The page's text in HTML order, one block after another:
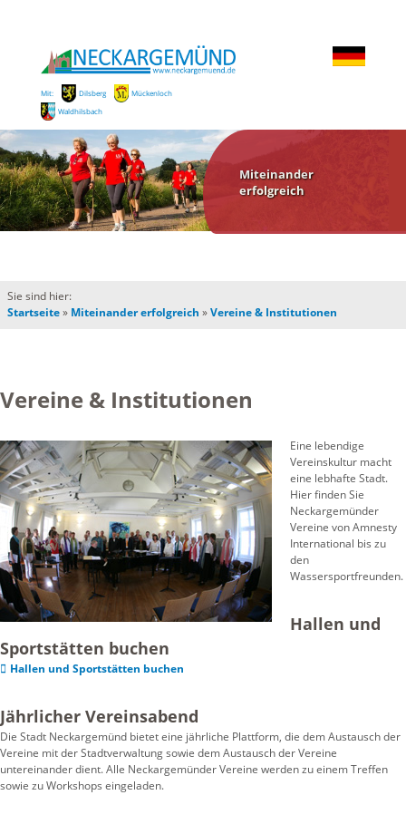
Mit: Dilsberg
Mückenloch
Waldhilsbach
Miteinander
erfolgreich
Sie sind hier:
Startseite» Miteinander erfolgreich »Vereine & Institutionen
Vereine & Institutionen
Eine lebendige
Vereinskultur macht
eine lebhafte Stadt.
Hier finden Sie
Neckargemünder
Vereine von Amnesty
International bis zu
den
Wassersportfreunden.
Hallen und
Sportstätten buchen
Hallen und Sportstätten buchen
Jährlicher Vereinsabend
Die Stadt Neckargemünd bietet eine jährliche Plattform, die dem Austausch der
Vereine mit der Stadtverwaltung sowie dem Austausch der Vereine
untereinander dient. Alle Neckargemünder Vereine werden zu einem Treffen
sowie zu Workshops eingeladen.